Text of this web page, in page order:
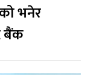
भनेर
बैंक